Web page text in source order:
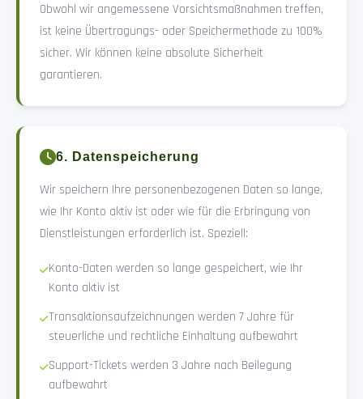
Obwohl wir angemessene Vorsichtsmaßnahmen treffen,
ist keine Übertragungs- oder Speichermethode zu 100%
sicher. Wir können keine absolute Sicherheit
garantieren.
6. Datenspeicherung
Wir speichern Ihre personenbezogenen Daten so lange,
wie Ihr Konto aktiv ist oder wie für die Erbringung von
Dienstleistungen erforderlich ist. Speziell:
Konto-Daten werden so lange gespeichert, wie Ihr
Konto aktiv ist
Transaktionsaufzeichnungen werden 7 Jahre für
steuerliche und rechtliche Einhaltung aufbewahrt
Support-Tickets werden 3 Jahre nach Beilegung
aufbewahrt